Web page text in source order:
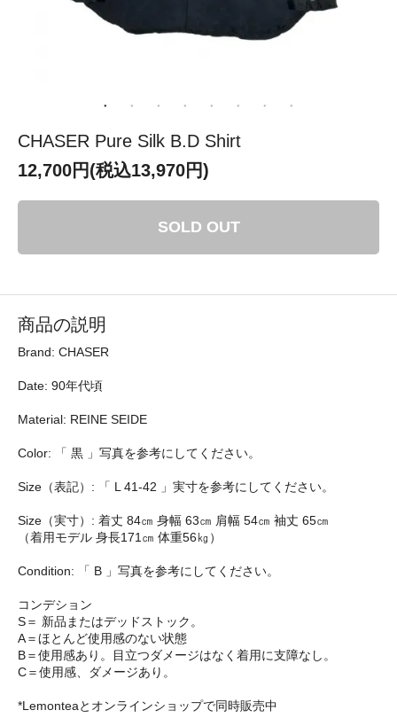
CHASER Pure Silk B.D Shirt
12,700円(税込13,970円)
SOLD OUT
商品の説明
Brand: CHASER
Date: 90年代頃
Material: REINE SEIDE
Color: 「 黒 」写真を参考にしてください。
Size（表記）: 「 L 41-42 」実寸を参考にしてください。
Size（実寸）: 着丈 84㎝ 身幅 63㎝ 肩幅 54㎝ 袖丈 65㎝
（着用モデル 身長171㎝ 体重56㎏）
Condition: 「 B 」写真を参考にしてください。
コンデション
S＝ 新品またはデッドストック。
A＝ほとんど使用感のない状態
B＝使用感あり。目立つダメージはなく着用に支障なし。
C＝使用感、ダメージあり。
*Lemonteaとオンラインショップで同時販売中